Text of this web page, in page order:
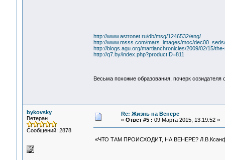
http://www.astronet.ru/db/msg/1246532/eng/
http://www.msss.com/mars_images/moc/
http://blogs.agu.org/martianchronicles/2009/02/15/
http://q7.by/index.php?productID=811
Весьма похожие образования, почерк
bykovsky
Ветеран
Сообщений: 2878
Re: Жизнь на Венере
« Ответ #5 : 09 Марта 2015, 13:19:52 »
«ЧТО ТАМ ПРОИСХОДИТ, НА ВЕНЕРЕ?